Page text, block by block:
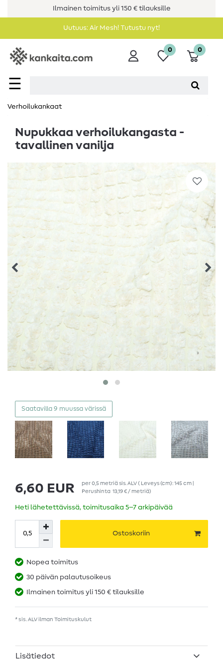
Ilmainen toimitus yli 150 € tilauksille
Uutuus: Air Mesh! Tutustu nyt!
☰
0 0
Verhoilukankaat
Nupukkaa verhoilukangasta -
tavallinen vanilja
Saatavilla 9 muussa värissä
6,60 EUR per0,5 metriäsis. ALV( Leveys (cm): 145 cm |
Perushinta 13,19 € / metriä)
Heti lähetettävissä, toimitusaika 5–7 arkipäivää
Ostoskoriin
Nopea toimitus
30 päivän palautusoikeus
Ilmainen toimitus yli 150 € tilauksille
* sis. ALV ilman Toimituskulut
Lisätiedot